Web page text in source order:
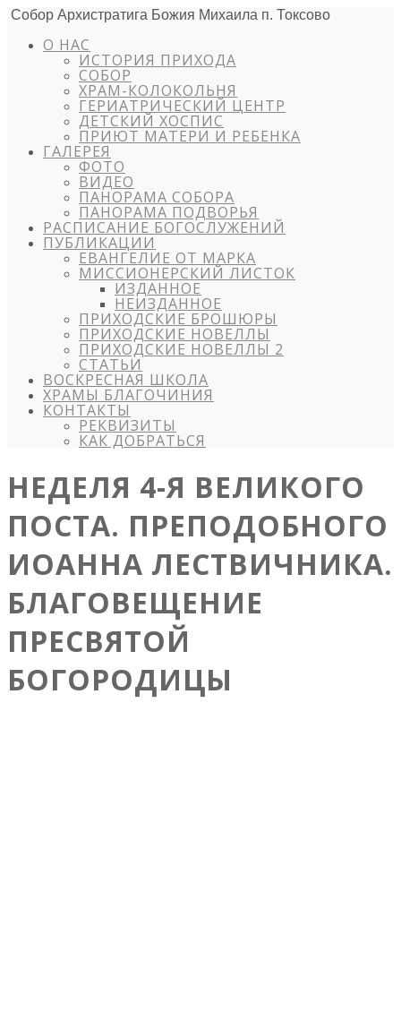
Собор Архистратига Божия Михаила п. Токсово
О НАС
ИСТОРИЯ ПРИХОДА
СОБОР
ХРАМ-КОЛОКОЛЬНЯ
ГЕРИАТРИЧЕСКИЙ ЦЕНТР
ДЕТСКИЙ ХОСПИС
ПРИЮТ МАТЕРИ И РЕБЕНКА
ГАЛЕРЕЯ
ФОТО
ВИДЕО
ПАНОРАМА СОБОРА
ПАНОРАМА ПОДВОРЬЯ
РАСПИСАНИЕ БОГОСЛУЖЕНИЙ
ПУБЛИКАЦИИ
ЕВАНГЕЛИЕ ОТ МАРКА
МИССИОНЕРСКИЙ ЛИСТОК
ИЗДАННОЕ
НЕИЗДАННОЕ
ПРИХОДСКИЕ БРОШЮРЫ
ПРИХОДСКИЕ НОВЕЛЛЫ
ПРИХОДСКИЕ НОВЕЛЛЫ 2
СТАТЬИ
ВОСКРЕСНАЯ ШКОЛА
ХРАМЫ БЛАГОЧИНИЯ
КОНТАКТЫ
РЕКВИЗИТЫ
КАК ДОБРАТЬСЯ
НЕДЕЛЯ 4-Я ВЕЛИКОГО
ПОСТА. ПРЕПОДОБНОГО
ИОАННА ЛЕСТВИЧНИКА.
БЛАГОВЕЩЕНИЕ
ПРЕСВЯТОЙ
БОГОРОДИЦЫ